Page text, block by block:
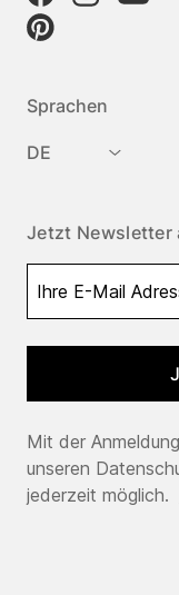
Sprachen
DE
Jetzt Newsletter
Mit der
unseren
jederzeit möglich.